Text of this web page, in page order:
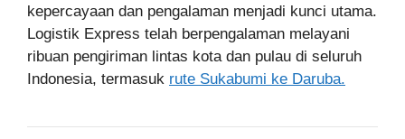
kepercayaan dan pengalaman menjadi kunci utama.
Logistik Express telah berpengalaman melayani
ribuan pengiriman lintas kota dan pulau di seluruh
Indonesia, termasuk rute Sukabumi ke Daruba.